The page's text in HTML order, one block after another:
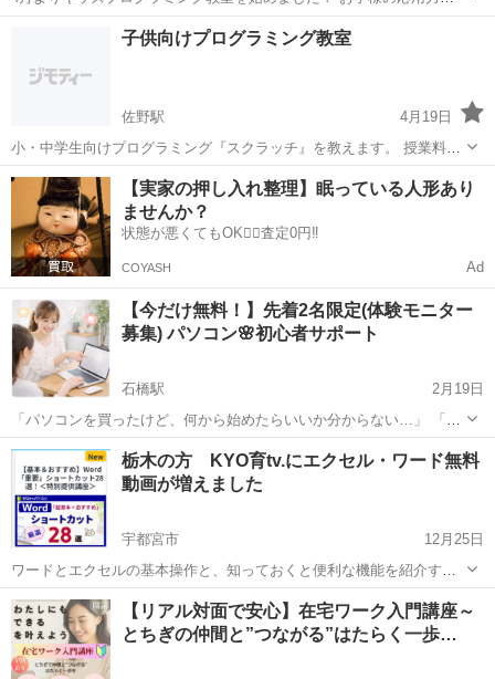
論理的思考力・問題解決力を鍛えることができます！ 2020年から小中
学校でも必須科目になります！ お子様の可能性が開花するチャンスで
す。 無料体験レッスンは随時...
小山市 プログラミング キッズプログラミング
子供向けプログラミング教室
佐野駅
4月19日
小・中学生向けプログラミング『スクラッチ』を教えます。 授業料６
０００円/月
栃木 佐野市 佐野駅 プログラミング
【実家の押し入れ整理】眠っている人形あり
ませんか？
状態が悪くてもOK🙆‍♀️査定0円‼️
COYASH Ad
【今だけ無料！】先着2名限定(体験モニター
募集) パソコン🌸初心者サポート
石橋駅
2月19日
「パソコンを買ったけど、何から始めたらいいか分からない…」 「設
定や操作が不安…」 「誰かにゆっくり教えてほしい」 そんな初心者さ
ん向けに、やさしくサポートします😊 私自身もパソコンを使い始めた
ばかりの経験がある...
栃木 河内郡 石橋駅 Windows総合 初心者
栃木の方 KYO育tv.にエクセル・ワード無料
動画が増えました
宇都宮市
12月25日
ワードとエクセルの基本操作と、知っておくと便利な機能を紹介する
15動画を公開しました。 隙間時間を使って操作を習得しましょう。 視
聴にはKYO育tv.に登録すると無料で視聴できます。 登録はこちら
⇒ https://...
栃木 宇都宮市 パソコン センター
【リアル対面で安心】在宅ワーク入門講座～
とちぎの仲間と”つながる”はたらく一歩…